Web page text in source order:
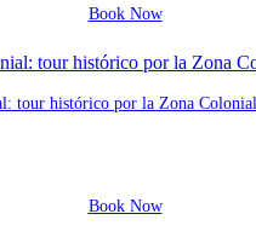
Book Now
tour histórico por la Zona Colonial
Book Now